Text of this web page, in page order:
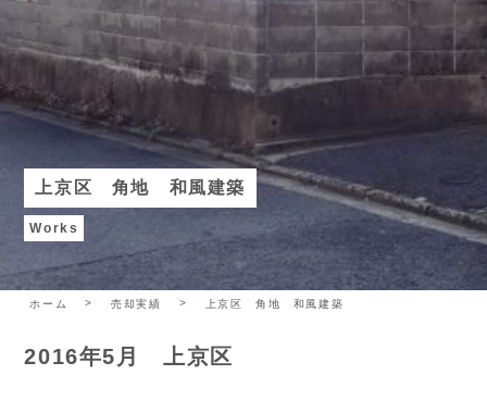
上京区 角地 和風建築
Works
ホーム 売却実績 上京区 角地 和風建築
2016年5月 上京区